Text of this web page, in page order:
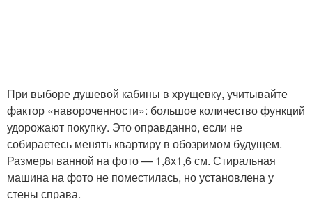
При выборе душевой кабины в хрущевку, учитывайте
фактор «навороченности»: большое количество функций
удорожают покупку. Это оправданно, если не
собираетесь менять квартиру в обозримом будущем.
Размеры ванной на фото — 1,8х1,6 см. Стиральная
машина на фото не поместилась, но установлена у
стены справа.